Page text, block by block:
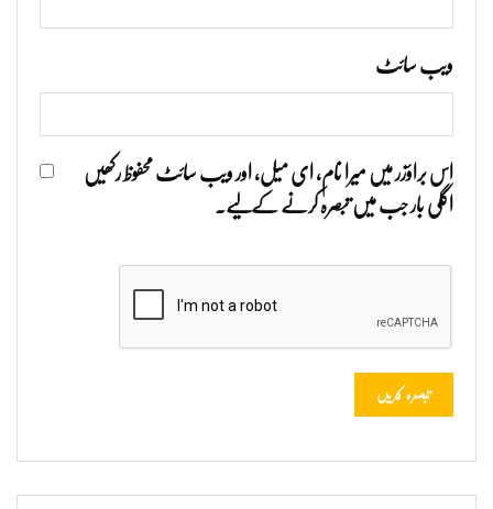
ویب‌ سائٹ
اس براؤزر میں میرا نام، ای میل، اور ویب سائٹ محفوظ رکھیں
اگلی بار جب میں تبصرہ کرنے کےلیے۔